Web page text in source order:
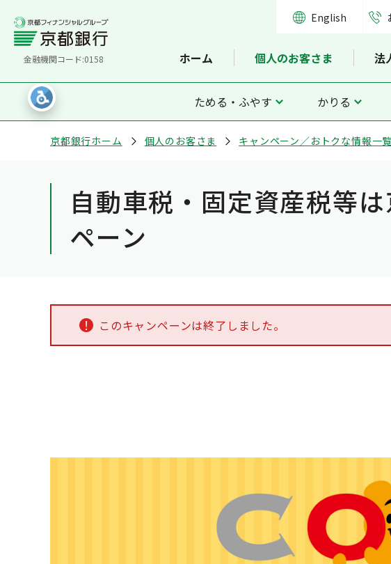
金融機関コード:0158
English
ホーム 個人のお客さま 法
ためる・ふやす かりる
京都銀行ホーム 個人のお客さま キャンペーン／おトクな情報一覧
自動車税・固定資産税等
ペーン
このキャンペーンは終了しました。